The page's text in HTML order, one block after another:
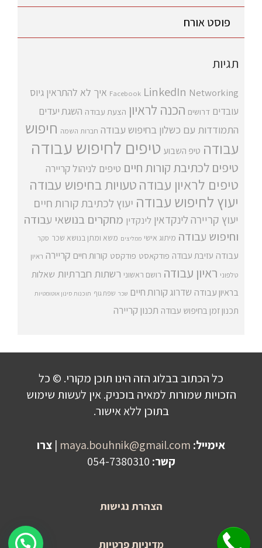
פוסט אורח
תגיות
Facebook LinkedIn Networking איך לא להתראין גיוס
עובדים דרושים הכנה לראיון הצעת עבודה השגת יעדים
התמודדות עם כשלון בחיפוש עבודה חברות השמה חיפוש
עבודה טיפ השבוע טיפים לחיפוש עבודה
טיפים לכתיבת קורות חיים טיפים לניהול קריירה
טיפים לראיון עבודהטעויות בחיפוש עבודה
יעוץ לחיפוש עבודה יעוץ לכתיבת קורות חיים
יעוץ קריירה לינקדאין לינקדין מחקרים בנושאי עבודה
וחיפוש עבודה מיתוג אישי ממליצים משא ומתן בנושא שכר סקר
עבודה עזיבת עבודה פודקאסט פודקסט קורות חיים קריירה ראיון
טלפוני ראיון עבודה רושם ראשוני רשתות חברתיות שאלות
בראיון עבודה שדרוג קורות חיים שכר שפת גוף תוכנות סינון אוטומטיות
תכנון זמן בחיפוש עבודה תכנון קריירה
כל הכתוב בבלוג הזה הינו תוכן מקורי. © כל
הזכויות שמורות למאיה בוכניק. אין לעשות שימוש
בתוכן ללא אישור.
אימייל: maya.bouhnik@gmail.com
| צרו
קשר:
הצהרת נגישות
מדיניות פרטיות
שלחו הודעה לקבלת פרטים על היעוץ!